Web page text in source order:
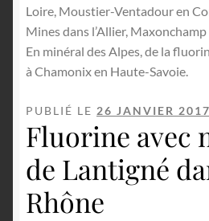
Loire, Moustier-Ventadour en
Mines dans l’Allier, Maxonchamp
En minéral des Alpes, de la
à Chamonix en Haute-Savoie.
PUBLIÉ LE 26 JANVIER 2017
Fluorine avec
de Lantigné
Rhône